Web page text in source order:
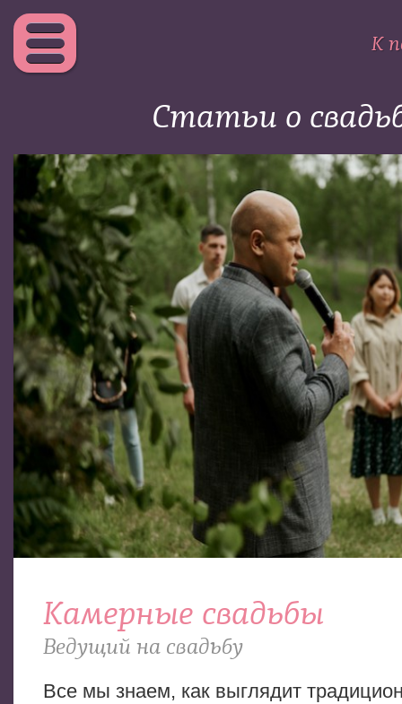
К
Статьи о
Камерные свадьбы
Ведущий на свадьбу
Все мы знаем, как выглядит